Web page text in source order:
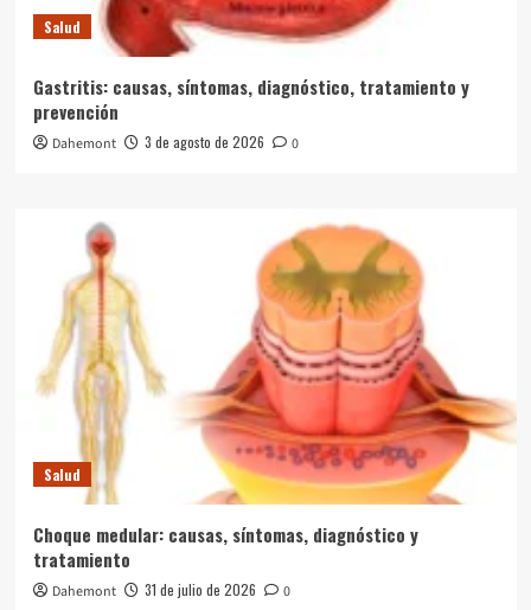
Salud
Gastritis: causas, síntomas, diagnóstico, tratamiento y
prevención
Dahemont 3 de agosto de 2026 0
Salud
Choque medular: causas, síntomas, diagnóstico y
tratamiento
Dahemont 31 de julio de 2026 0